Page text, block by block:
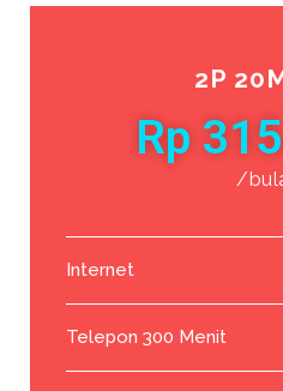
2P
Rp
/
Internet
Telepon 300 Menit